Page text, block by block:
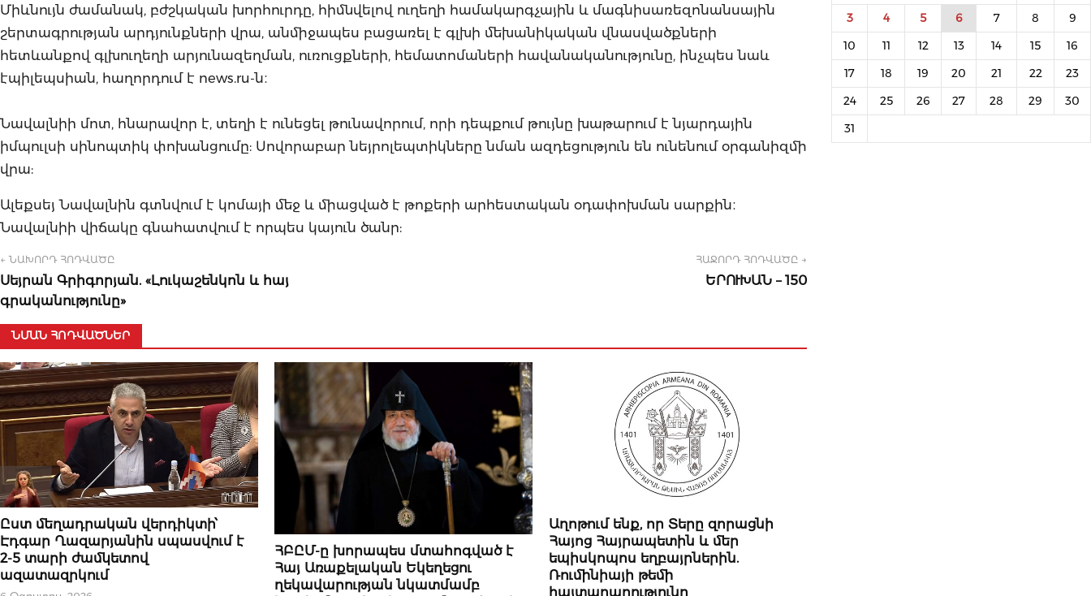
Միևնույն ժամանակ, բժշկական խորհուրդը, հիմնվելով ուղեղի համակարգչային և մագնիսառեզոնանսային
շերտագրության արդյունքների վրա, անմիջապես բացառել է գլխի մեխանիկական վնասվածքների
հետևանքով գլխուղեղի արյունազեղման, ուռուցքների, հեմատոմաների հավանականությունը, ինչպես նաև
էպիլեպսիան, հաղորդում է news.ru-ն։
Նավալնիի մոտ, հնարավոր է, տեղի է ունեցել թունավորում, որի դեպքում թույնը խաթարում է նյարդային
իմպուլսի սինոպտիկ փոխանցումը: Սովորաբար նեյրոլեպտիկները նման ազդեցություն են ունենում օրգանիզմի
վրա:
Ալեքսեյ Նավալնին գտնվում է կոմայի մեջ և միացված է թոքերի արհեստական օդափոխման սարքին։
Նավալնիի վիճակը գնահատվում է որպես կայուն ծանր:
← ՆԱԽՈՐԴ ՀՈԴՎԱԾԸ
Սեյրան Գրիգորյան. «Լուկաշենկոն և հայ
գրականությունը»
ՀԱՋՈՐԴ ՀՈԴՎԱԾԸ →
ԵՐՈՒԽԱՆ – 150
ՆՄԱՆ ՀՈԴՎԱԾՆԵՐ
ԿԱՐԵՎՈՐԸ
Ըստ մեղադրական վերդիկտի՝
Էդգար Ղազարյանին սպասվում է
2-5 տարի ժամկետով
ազատազրկում
ԿԱՐԵՎՈՐԸ
ՀԲԸՄ-ը խորապես մտահոգված է
Հայ Առաքելական Եկեղեցու
ղեկավարության նկատմամբ
ԿԱՐԵՎՈՐԸ
Աղոթում ենք, որ Տերը զորացնի
Հայոց Հայրապետին և մեր
եպիսկոպոս եղբայրներին.
Ռումինիայի թեմի
հայտարարությունը
3 4 5 6 7 8 9
10 11 12 13 14 15 16
17 18 19 20 21 22 23
24 25 26 27 28 29 30
31